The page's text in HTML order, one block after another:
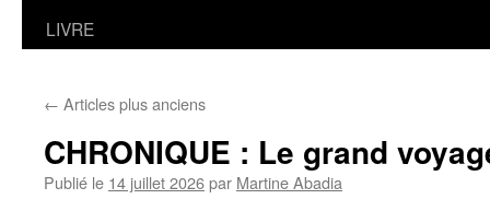
LIVRE
← Articles plus anciens
CHRONIQUE : Le grand
Publié le 14 juillet 2026par Martine Abadia